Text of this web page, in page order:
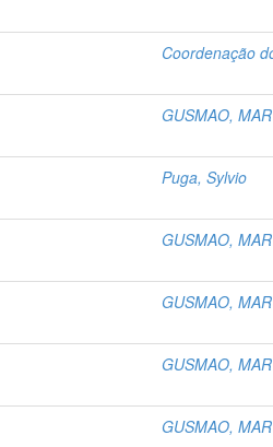
Coordenação
GUSMAO,
Puga, Sylvio
GUSMAO,
GUSMAO,
GUSMAO,
GUSMAO,